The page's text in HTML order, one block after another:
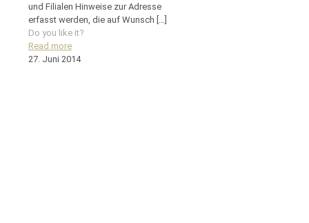
und Filialen Hinweise zur Adresse
erfasst werden, die auf Wunsch […]
Do you like it?
Read more
27. Juni 2014